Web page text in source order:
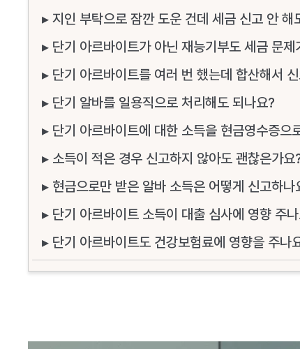
▸ 지인 부탁으로 잠깐 도운 건데 세금 신고 안 해
▸ 단기 아르바이트가 아닌 재능기부도 세금 문제
▸ 단기 아르바이트를 여러 번 했는데 합산해서
▸ 단기 알바를 일용직으로 처리해도 되나요?
▸ 단기 아르바이트에 대한 소득을 현금영수증으
▸ 소득이 적은 경우 신고하지 않아도 괜찮은가요
▸ 현금으로만 받은 알바 소득은 어떻게 신고하나
▸ 단기 아르바이트 소득이 대출 심사에 영향 주
▸ 단기 아르바이트도 건강보험료에 영향을 주나